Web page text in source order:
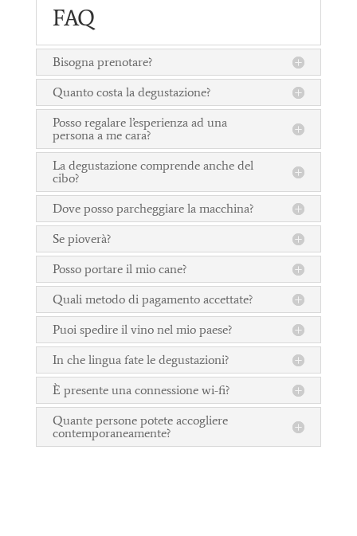
FAQ
Bisogna prenotare?
Quanto costa la degustazione?
Posso regalare l’esperienza ad una
persona a me cara?
La degustazione comprende anche del
cibo?
Dove posso parcheggiare la macchina?
Se pioverà?
Posso portare il mio cane?
Quali metodo di pagamento accettate?
Puoi spedire il vino nel mio paese?
In che lingua fate le degustazioni?
È presente una connessione wi-fi?
Quante persone potete accogliere
contemporaneamente?